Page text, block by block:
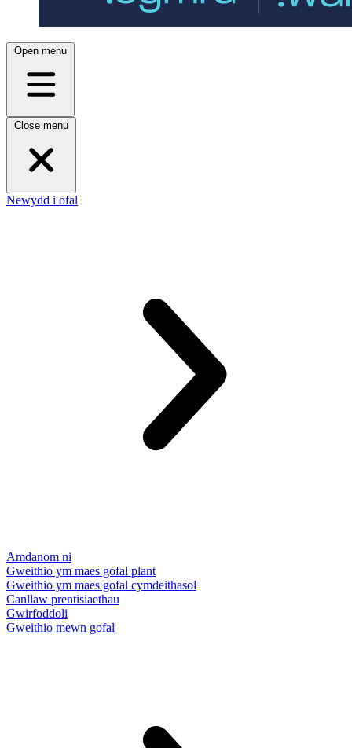
Open menu
Close menu
Newydd i ofal
Amdanom ni
Gweithio ym maes gofal plant
Gweithio ym maes gofal cymdeithasol
Canllaw prentisiaethau
Gwirfoddoli
Gweithio mewn gofal